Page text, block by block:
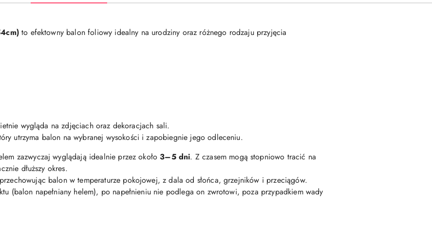
to efektowny balon foliowy idealny na urodziny oraz różnego rodzaju przyjęcia
wygląda na zdjęciach oraz dekoracjach sali.
utrzyma balon na wybranej wysokości i zapobiegnie jego odleceniu.
zazwyczaj wyglądają idealnie przez około3–5 dni. Z czasem mogą stopniowo tracić na
dłuższy okres.
balon w temperaturze pokojowej, z dala od słońca, grzejników i przeciągów.
(balon napełniany helem), po napełnieniu nie podlega on zwrotowi, poza przypadkiem wady